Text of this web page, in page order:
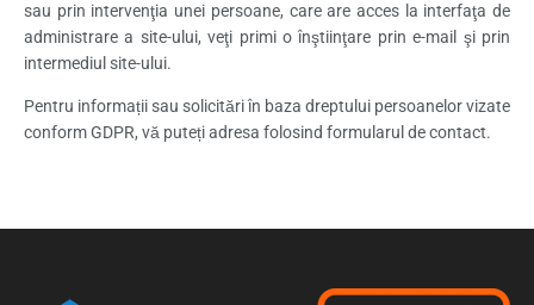
sau prin intervenţia unei persoane, care are acces la interfaţa de
administrare a site-ului, veţi primi o înştiinţare prin e-mail şi prin
intermediul site-ului.
Pentru informații sau solicitări în baza dreptului persoanelor vizate
conform GDPR, vă puteți adresa folosind formularul de contact.